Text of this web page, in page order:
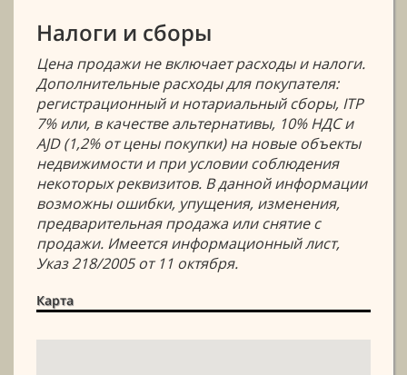
Налоги и сборы
Цена продажи не включает расходы и налоги.
Дополнительные расходы для покупателя:
регистрационный и нотариальный сборы, ITP
7% или, в качестве альтернативы, 10% НДС и
AJD (1,2% от цены покупки) на новые объекты
недвижимости и при условии соблюдения
некоторых реквизитов. В данной информации
возможны ошибки, упущения, изменения,
предварительная продажа или снятие с
продажи. Имеется информационный лист,
Указ 218/2005 от 11 октября.
Карта